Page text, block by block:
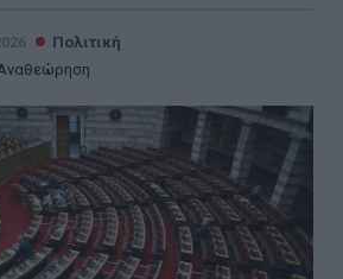
Πολιτική